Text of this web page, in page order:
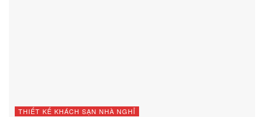
THIẾT KẾ KHÁCH SẠN NHÀ NGHỈ